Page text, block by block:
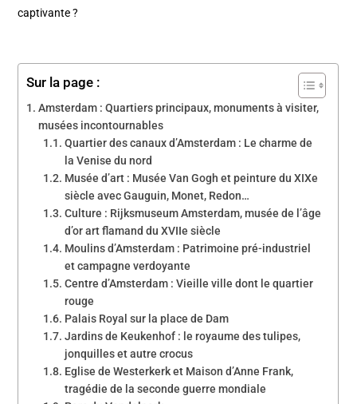
captivante ?
Sur la page :
Amsterdam : Quartiers principaux, monuments à visiter,
musées incontournables
Quartier des canaux d’Amsterdam : Le charme de
la Venise du nord
Musée d’art : Musée Van Gogh et peinture du XIXe
siècle avec Gauguin, Monet, Redon…
Culture : Rijksmuseum Amsterdam, musée de l’âge
d’or art flamand du XVIIe siècle
Moulins d’Amsterdam : Patrimoine pré-industriel
et campagne verdoyante
Centre d’Amsterdam : Vieille ville dont le quartier
rouge
Palais Royal sur la place de Dam
Jardins de Keukenhof : le royaume des tulipes,
jonquilles et autre crocus
Eglise de Westerkerk et Maison d’Anne Frank,
tragédie de la seconde guerre mondiale